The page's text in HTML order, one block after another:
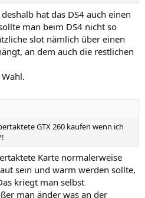
hat das DS4 auch einen
man beim DS4 nicht so
slot nämlich über einen
an dem auch die restlichen
GTX 260 kaufen wenn ich
Karte normalerweise
sein und warm werden sollte,
kriegt man selbst
man änder was an der